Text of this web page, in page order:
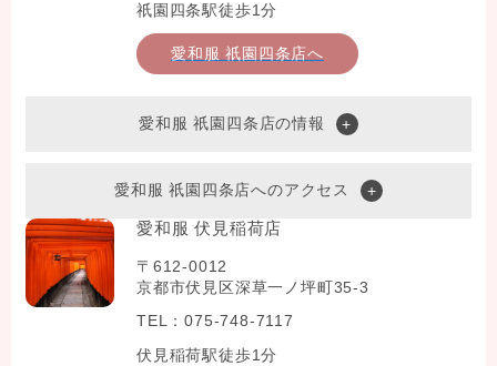
祇園四条駅徒歩1分
愛和服 祇園四条店へ
愛和服 祇園四条店の情報
愛和服 祇園四条店へのアクセス
愛和服 伏見稲荷店
〒612-0012
京都市伏見区深草一ノ坪町35-3
TEL：075-748-7117
伏見稲荷駅徒歩1分